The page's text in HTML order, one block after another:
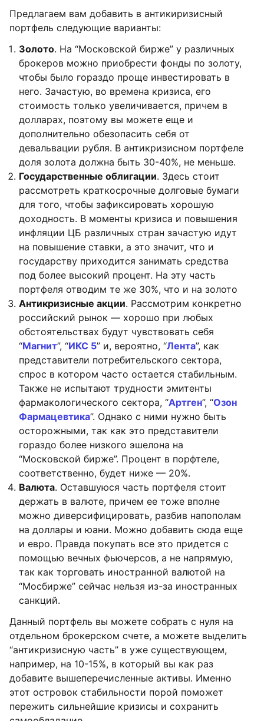
Предлагаем вам добавить в антикиризисный
портфель следующие варианты:
Золото. На “Московской бирже” у различных
брокеров можно приобрести фонды по золоту,
чтобы было гораздо проще инвестировать в
него. Зачастую, во времена кризиса, его
стоимость только увеличивается, причем в
долларах, поэтому вы можете еще и
дополнительно обезопасить себя от
девальвации рубля. В антикризисном портфеле
доля золота должна быть 30-40%, не меньше.
Государственные облигации. Здесь стоит
рассмотреть краткосрочные долговые бумаги
для того, чтобы зафиксировать хорошую
доходность. В моменты кризиса и повышения
инфляции ЦБ различных стран зачастую идут
на повышение ставки, а это значит, что и
государству приходится занимать средства
под более высокий процент. На эту часть
портфеля отводим те же 30%, что и на золото
Антикризисные акции. Рассмотрим конкретно
российский рынок — хорошо при любых
обстоятельствах будут чувствовать себя
“Магнит”, “ИКС 5” и, вероятно, “Лента”, как
представители потребительского сектора,
спрос в котором часто остается стабильным.
Также не испытают трудности эмитенты
фармакологического сектора, “Артген”, “Озон
Фармацевтика”. Однако с ними нужно быть
осторожными, так как это представители
гораздо более низкого эшелона на
“Московской бирже”. Процент в порфтеле,
соответственно, будет ниже — 20%.
Валюта. Оставшуюся часть портфеля стоит
держать в валюте, причем ее тоже вполне
можно диверсифицировать, разбив напополам
на доллары и юани. Можно добавить сюда еще
и евро. Правда покупать все это придется с
помощью вечных фьючерсов, а не напрямую,
так как торговать иностранной валютой на
“Мосбирже” сейчас нельзя из-за иностранных
санкций.
Данный портфель вы можете собрать с нуля на
отдельном брокерском счете, а можете выделить
“антикризисную часть” в уже существующем,
например, на 10-15%, в который вы как раз
добавите вышеперечисленные активы. Именно
этот островок стабильности порой поможет
пережить сильнейшие кризисы и сохранить